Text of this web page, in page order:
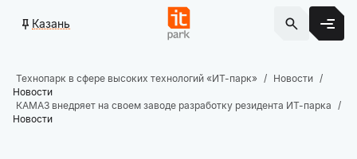
Казань
Технопарк в сфере высоких технологий «ИТ-парк»
Новости
Новости
КАМАЗ внедряет на своем заводе разработку резидента ИТ-парка
Новости